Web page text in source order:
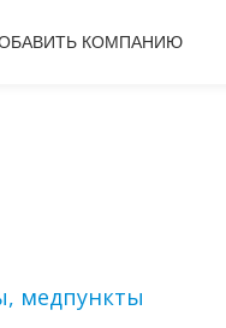
КОМПАНИЮ
медпункты